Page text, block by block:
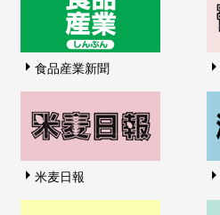
食品産業新聞
米麦日報